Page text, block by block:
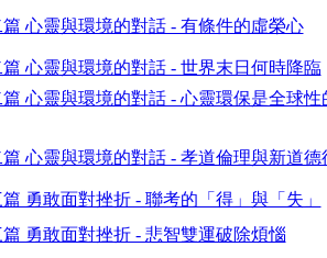
心靈與環境的對話 - 有條件的虛榮心
心靈與環境的對話 - 世界末日何時降臨
心靈與環境的對話 - 心靈環保是全球性
心靈與環境的對話 - 孝道倫理與新道德
勇敢面對挫折 - 聯考的「得」與「失」
勇敢面對挫折 - 悲智雙運破除煩惱